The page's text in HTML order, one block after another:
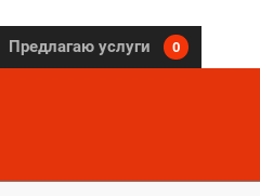
Предлагаю услуги 0